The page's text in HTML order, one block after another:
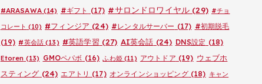
#ARASAWA(14) #ギフト (17) #サロンドロワイヤル (29) #チョ
コレート (10) #フィンジア (24) #レンタルサーバー (17) #初期脱毛
(19) #英会話 (13) #英語学習 (27) AI英会話 (24) DNS設定 (18)
Etoren (13) GMOペパボ (16) ふわ姫(11) アウトドア (19) ウェブホ
スティング (24) エアトリ (17) オンラインショッピング(18) キャン